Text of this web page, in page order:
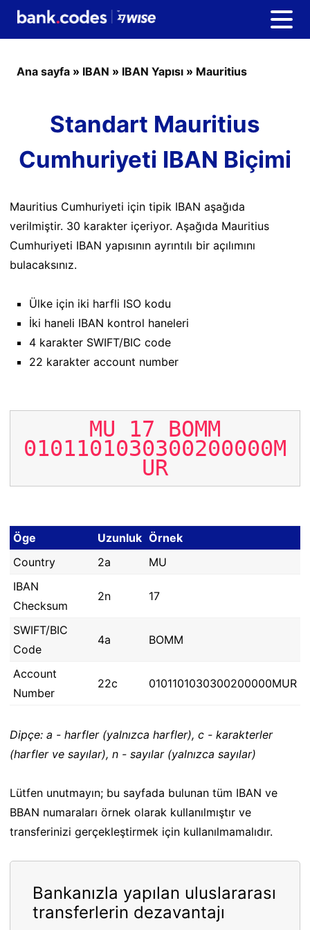
Ana sayfa » IBAN » IBAN Yapısı » Mauritius
Standart Mauritius
Cumhuriyeti IBAN Biçimi
Mauritius Cumhuriyeti için tipik IBAN aşağıda
verilmiştir. 30 karakter içeriyor. Aşağıda Mauritius
Cumhuriyeti IBAN yapısının ayrıntılı bir açılımını
bulacaksınız.
Ülke için iki harfli ISO kodu
İki haneli IBAN kontrol haneleri
4 karakter SWIFT/BIC code
22 karakter account number
MU 17 BOMM
0101101030300200000M
UR
Öge Uzunluk Örnek
Country
2a
MU
IBAN
Checksum
2n 17
SWIFT/BIC
Code
4a BOMM
Account
Number
22c 0101101030300200000MUR
Dipçe: a - harfler (yalnızca harfler), c - karakterler
(harfler ve sayılar), n - sayılar (yalnızca sayılar)
Lütfen unutmayın; bu sayfada bulunan tüm IBAN ve
BBAN numaraları örnek olarak kullanılmıştır ve
transferinizi gerçekleştirmek için kullanılmamalıdır.
Bankanızla yapılan uluslararası
transferlerin dezavantajı